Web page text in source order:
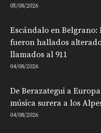
05/08/2026
Escándalo en Belgrano:
fueron hallados
llamados al 911
04/08/2026
De Berazategui a
música surera a los
04/08/2026